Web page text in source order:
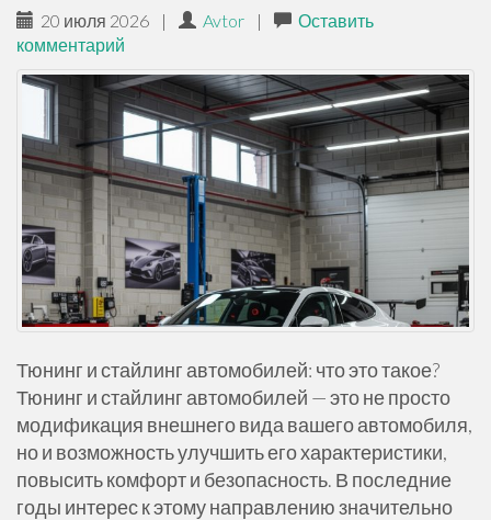
20 июля 2026 | Avtor |
Оставить
комментарий
Тюнинг и стайлинг автомобилей: что это такое?
Тюнинг и стайлинг автомобилей — это не просто
модификация внешнего вида вашего автомобиля,
но и возможность улучшить его характеристики,
повысить комфорт и безопасность. В последние
годы интерес к этому направлению значительно